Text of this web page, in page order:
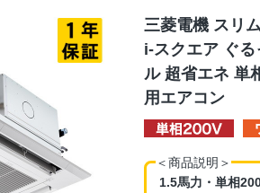
三菱電機 スリ
i-スクエア ぐ
ル 超省エネ 単
用エアコン
＜商品説明＞
1.5馬力・単相